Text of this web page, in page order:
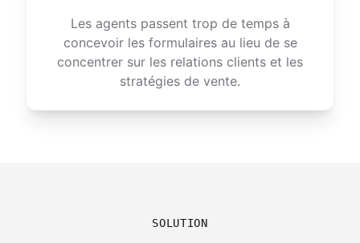
Les agents passent trop de temps à
concevoir les formulaires au lieu de se
concentrer sur les relations clients et les
stratégies de vente.
SOLUTION